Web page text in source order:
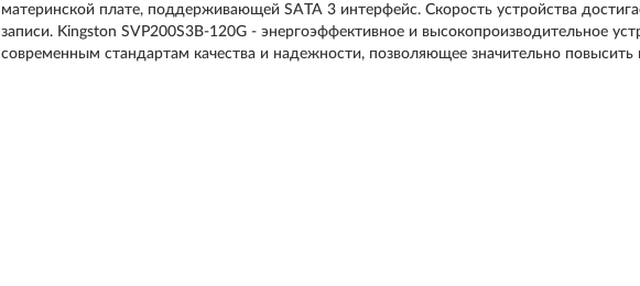
материнской плате, поддерживающей SATA 3 интерфейс. Скорость устройства
записи. Kingston SVP200S3B-120G - энергоэффективное и высокопроизводительное
современным стандартам качества и надежности, позволяющее значительно повысить